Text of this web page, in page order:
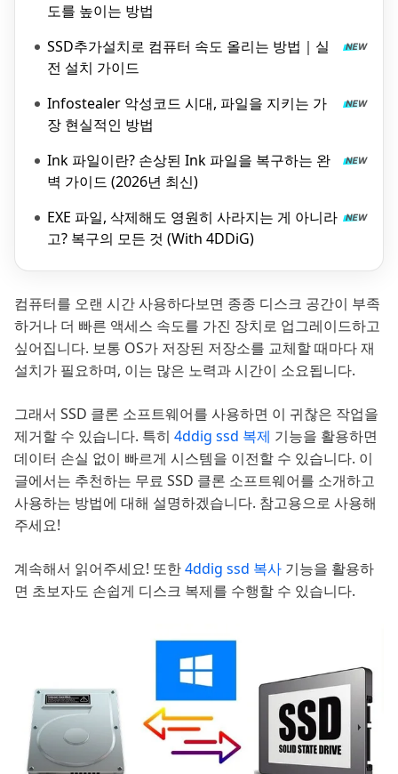
도를 높이는 방법
SSD추가설치로 컴퓨터 속도 올리는 방법｜실
전 설치 가이드
Infostealer 악성코드 시대, 파일을 지키는 가
장 현실적인 방법
Ink 파일이란? 손상된 Ink 파일을 복구하는 완
벽 가이드 (2026년 최신)
EXE 파일, 삭제해도 영원히 사라지는 게 아니라
고? 복구의 모든 것 (With 4DDiG)
컴퓨터를 오랜 시간 사용하다보면 종종 디스크 공간이 부족
하거나 더 빠른 액세스 속도를 가진 장치로 업그레이드하고
싶어집니다. 보통 OS가 저장된 저장소를 교체할 때마다 재
설치가 필요하며, 이는 많은 노력과 시간이 소요됩니다.
그래서 SSD 클론 소프트웨어를 사용하면 이 귀찮은 작업을
제거할 수 있습니다. 특히 4ddig ssd 복제 기능을 활용하면
데이터 손실 없이 빠르게 시스템을 이전할 수 있습니다. 이
글에서는 추천하는 무료 SSD 클론 소프트웨어를 소개하고
사용하는 방법에 대해 설명하겠습니다. 참고용으로 사용해
주세요!
계속해서 읽어주세요! 또한4ddig ssd 복사 기능을 활용하
면 초보자도 손쉽게 디스크 복제를 수행할 수 있습니다.